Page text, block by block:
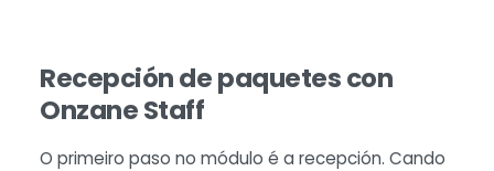
Recepción de paquetes con
Onzane Staff
O primeiro paso no módulo é a recepción. Cando